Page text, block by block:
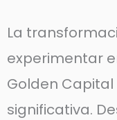
La
experimentar
Golden
significativa.